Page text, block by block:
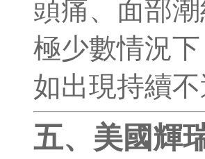
頭痛、面部
極少數情況
如出現持續
五、美國輝